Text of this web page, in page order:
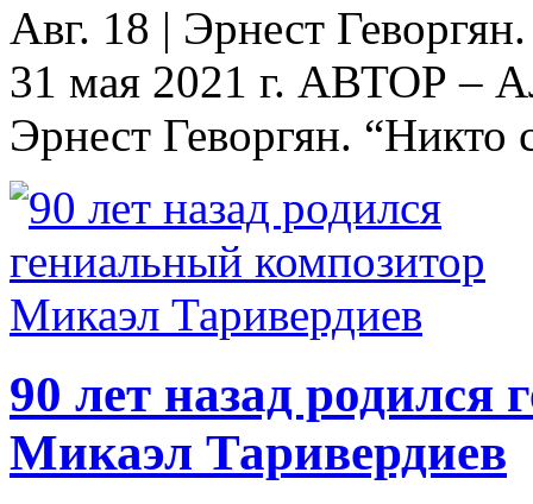
Авг. 18 | Эрнест
31 мая 2021 г. АВТОР
Эрнест Геворгян. “Никто
90 лет назад
Микаэл Таривердиев